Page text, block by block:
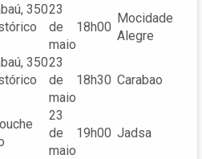
35023
de
maio
18h00
Mocidade
Alegre
35023
de
maio
18h30 Carabao
23
de
maio
19h00 Jadsa